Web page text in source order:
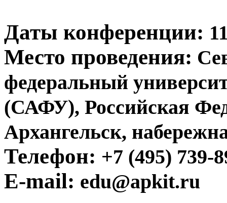
Даты конференции:
Место проведения:
федеральный
(САФУ), Российская
Архангельск,
Телефон: +7 (495) 739-
E-mail: edu@apkit.ru